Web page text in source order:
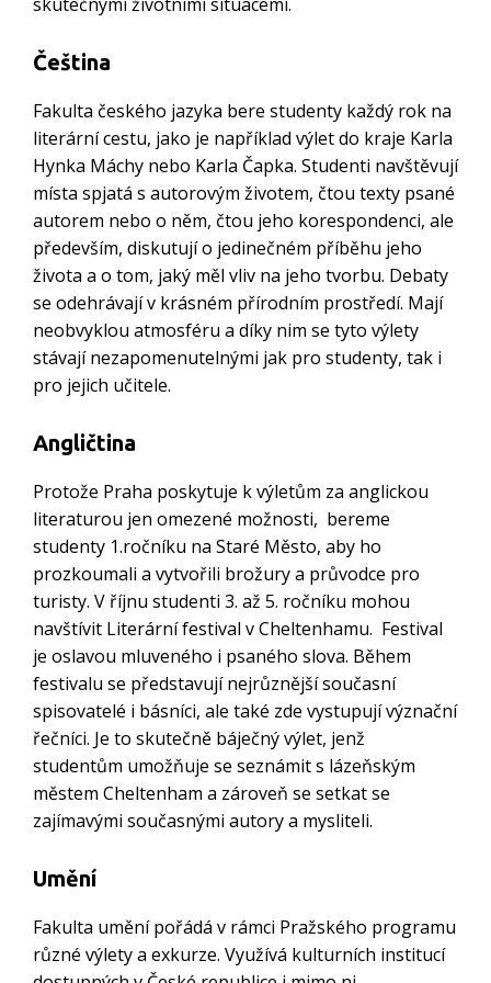
Čeština
Fakulta českého jazyka bere studenty každý rok na
literární cestu, jako je například výlet do kraje Karla
Hynka Máchy nebo Karla Čapka. Studenti navštěvují
místa spjatá s autorovým životem, čtou texty psané
autorem nebo o něm, čtou jeho korespondenci, ale
především, diskutují o jedinečném příběhu jeho
života a o tom, jaký měl vliv na jeho tvorbu. Debaty
se odehrávají v krásném přírodním prostředí. Mají
neobvyklou atmosféru a díky nim se tyto výlety
stávají nezapomenutelnými jak pro studenty, tak i
pro jejich učitele.
Angličtina
Protože Praha poskytuje k výletům za anglickou
literaturou jen omezené možnosti, bereme
studenty 1.ročníku na Staré Město, aby ho
prozkoumali a vytvořili brožury a průvodce pro
turisty. V říjnu studenti 3. až 5. ročníku mohou
navštívit Literární festival v Cheltenhamu. Festival
je oslavou mluveného i psaného slova. Během
festivalu se představují nejrůznější současní
spisovatelé i básníci, ale také zde vystupují význační
řečníci. Je to skutečně báječný výlet, jenž
studentům umožňuje se seznámit s lázeňským
městem Cheltenham a zároveň se setkat se
zajímavými současnými autory a mysliteli.
Umění
Fakulta umění pořádá v rámci Pražského programu
různé výlety a exkurze. Využívá kulturních institucí